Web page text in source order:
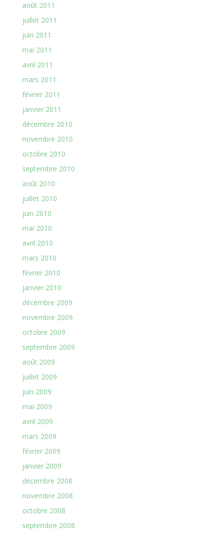
août 2011
juillet 2011
juin 2011
mai 2011
avril 2011
mars 2011
février 2011
janvier 2011
décembre 2010
novembre 2010
octobre 2010
septembre 2010
août 2010
juillet 2010
juin 2010
mai 2010
avril 2010
mars 2010
février 2010
janvier 2010
décembre 2009
novembre 2009
octobre 2009
septembre 2009
août 2009
juillet 2009
juin 2009
mai 2009
avril 2009
mars 2009
février 2009
janvier 2009
décembre 2008
novembre 2008
octobre 2008
septembre 2008